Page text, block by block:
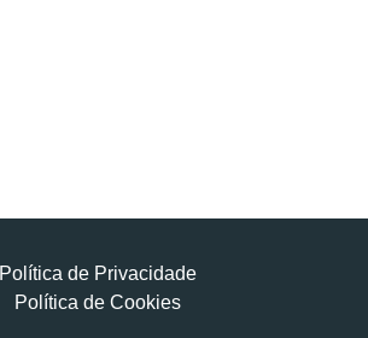
Política de Privacidade
Política de Cookies